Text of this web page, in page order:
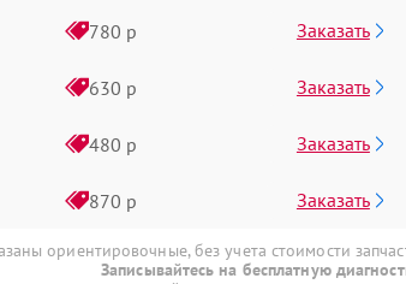
780 р Заказать
630 р Заказать
480 р Заказать
870 р Заказать
ориентировочные, без учета стоимости
Записывайтесь на бесплатную